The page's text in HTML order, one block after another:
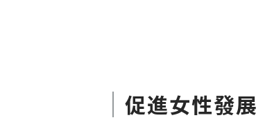
促進女性發展